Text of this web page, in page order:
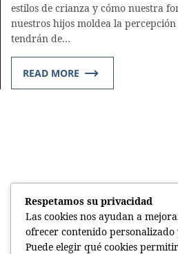
estilos de crianza y cómo nuestra
nuestros hijos moldea la percepción
tendrán de…
READ MORE
Respetamos su privacidad
Las cookies nos ayudan a
ofrecer contenido
Puede elegir qué cookies